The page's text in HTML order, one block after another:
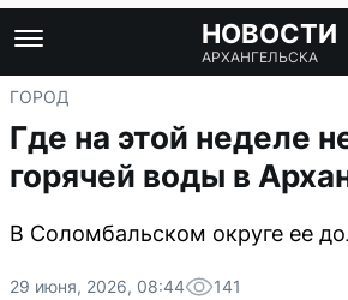
НОВОСТИ
АРХАНГЕЛЬСКА
ГОРОД
Где на этой неделе
горячей воды в
В Соломбальском округе ее
29 июня, 2026, 08:44 141